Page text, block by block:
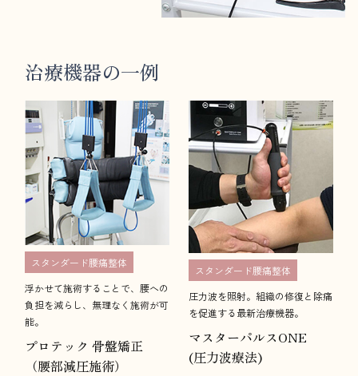
治療機器の一例
スタンダード腰痛整体
浮かせて施術することで、腰への
負担を減らし、無理なく施術が可
能。
プロテック 骨盤矯正
​​​​​​​（腰部減圧施術）
スタンダード腰痛整体
圧力波を照射。組織の修復と除痛
を促進する最新治療機器。
マスターパルスONE
(圧力波療法)